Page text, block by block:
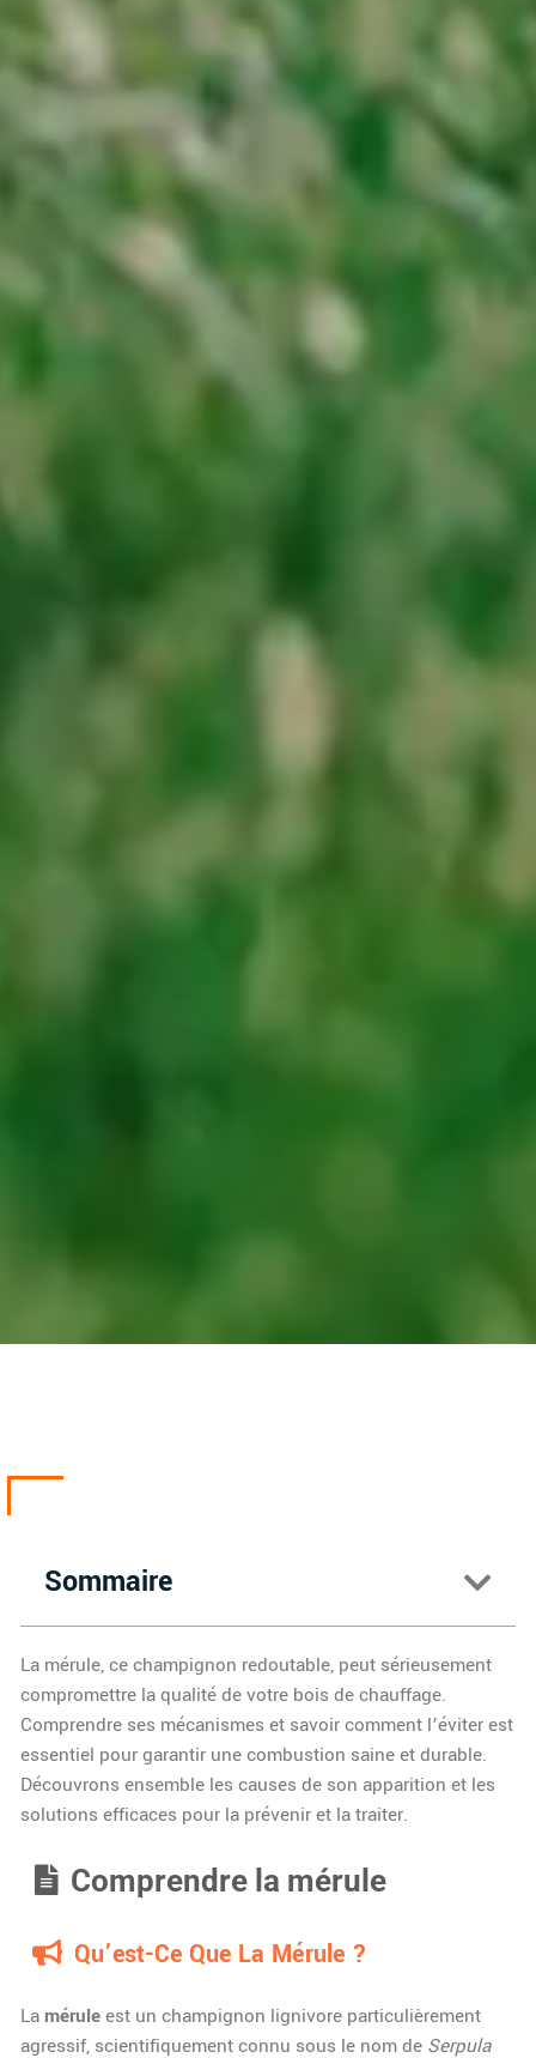
Sommaire
La mérule, ce champignon redoutable, peut sérieusement
compromettre la qualité de votre bois de chauffage.
Comprendre ses mécanismes et savoir comment l’éviter est
essentiel pour garantir une combustion saine et durable.
Découvrons ensemble les causes de son apparition et les
solutions efficaces pour la prévenir et la traiter.
Comprendre la mérule
Qu’est-Ce Que La Mérule ?
La méruleest un champignon lignivore particulièrement
agressif, scientifiquement connu sous le nom de Serpula